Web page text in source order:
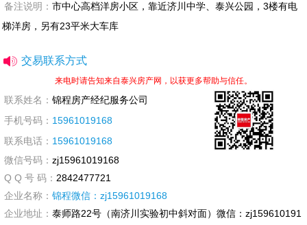
备注说明： 市中心高档洋房小区，靠近济川中学、泰兴公园，3楼有电
梯洋房，另有23平米大车库
交易联系方式
来电时请告知来自泰兴房产网，以获更多帮助与信任。
联系姓名： 锦程房产经纪服务公司
手机号码： 15961019168
联系电话： 15961019168
微信号码： zj15961019168
Q Q 号 码： 2842477721
企业名称： 锦程微信：zj15961019168
企业地址： 泰师路22号（南济川实验初中斜对面）微信：zj159610191